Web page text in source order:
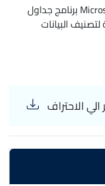
دورة معتمدة اون لاين مجانية Microsoft Excel برنامج جداول
البيانات